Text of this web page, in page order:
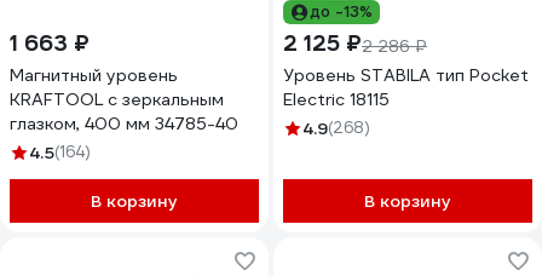
1 663 ₽
Магнитный уровень
KRAFTOOL с зеркальным
глазком, 400 мм 34785-40
4.5(164)
В корзину
до -13%
2 125 ₽2 286 ₽
Уровень STABILA тип Pocket
Electric 18115
4.9(268)
В корзину